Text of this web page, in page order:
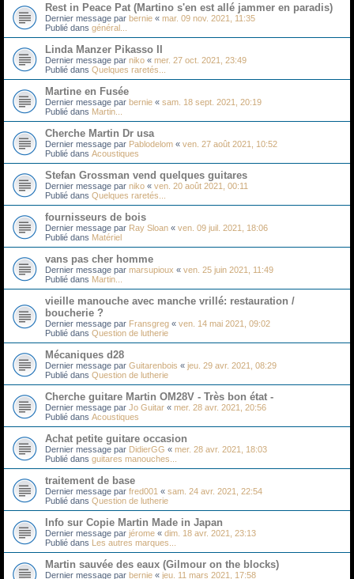
Rest in Peace Pat (Martino s'en est allé jammer en paradis)
Dernier message par bernie « mar. 09 nov. 2021, 11:35
Publié dans général...
Linda Manzer Pikasso II
Dernier message par niko « mer. 27 oct. 2021, 23:49
Publié dans Quelques raretés...
Martine en Fusée
Dernier message par bernie « sam. 18 sept. 2021, 20:19
Publié dans Martin...
Cherche Martin Dr usa
Dernier message par Pablodelom « ven. 27 août 2021, 10:52
Publié dans Acoustiques
Stefan Grossman vend quelques guitares
Dernier message par niko « ven. 20 août 2021, 00:11
Publié dans Quelques raretés...
fournisseurs de bois
Dernier message par Ray Sloan « ven. 09 juil. 2021, 18:06
Publié dans Matériel
vans pas cher homme
Dernier message par marsupioux « ven. 25 juin 2021, 11:49
Publié dans Martin...
vieille manouche avec manche vrillé: restauration /
boucherie ?
Dernier message par Fransgreg « ven. 14 mai 2021, 09:02
Publié dans Question de lutherie
Mécaniques d28
Dernier message par Guitarenbois « jeu. 29 avr. 2021, 08:29
Publié dans Question de lutherie
Cherche guitare Martin OM28V - Très bon état -
Dernier message par Jo Guitar « mer. 28 avr. 2021, 20:56
Publié dans Acoustiques
Achat petite guitare occasion
Dernier message par DidierGG « mer. 28 avr. 2021, 18:03
Publié dans guitares manouches...
traitement de base
Dernier message par fred001 « sam. 24 avr. 2021, 22:54
Publié dans Question de lutherie
Info sur Copie Martin Made in Japan
Dernier message par jérome « dim. 18 avr. 2021, 23:13
Publié dans Les autres marques...
Martin sauvée des eaux (Gilmour on the blocks)
Dernier message par bernie « jeu. 11 mars 2021, 17:58